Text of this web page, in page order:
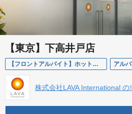
【東京】下高井戸店
【フロントアルバイト】ホットヨガスタジオLAVA 下高井戸店 アル
株式会社LAVA International の